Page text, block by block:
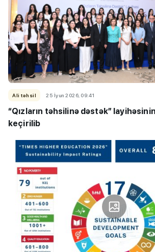
Ali təhsil 25 İyun 2026, 09:41
“Qızların təhsilinə dəstək”
keçirilib